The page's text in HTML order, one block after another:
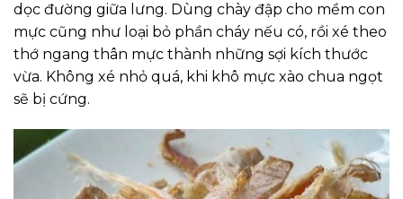
dọc đường giữa lưng. Dùng chày đập cho mềm con
mực cũng như loại bỏ phần cháy nếu có, rồi xé theo
thớ ngang thân mực thành những sợi kích thước
vừa. Không xé nhỏ quá, khi khô mực xào chua ngọt
sẽ bị cứng.